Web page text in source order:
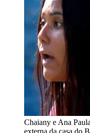
Chaiany e Ana
externa da casa do